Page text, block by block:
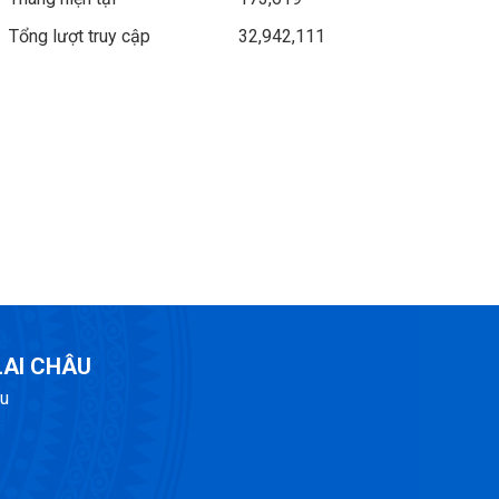
Tổng lượt truy cập
32,942,111
CHÂU